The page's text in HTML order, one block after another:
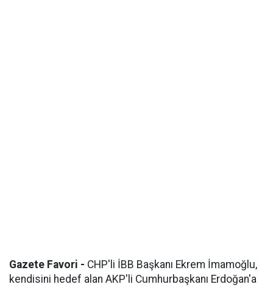
Gazete Favori - CHP'li İBB Başkanı Ekrem İmamoğlu,
kendisini hedef alan AKP'li Cumhurbaşkanı Erdoğan'a